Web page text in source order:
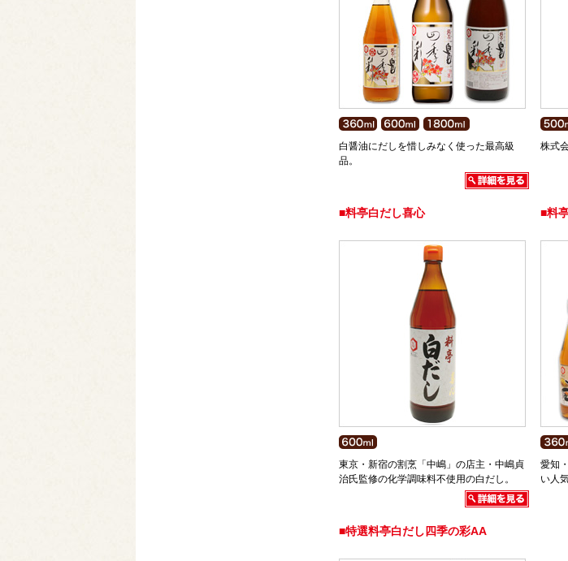
白醤油にだしを惜しみなく使った最高級
品。
株式
■料亭白だし喜心
東京・新宿の割烹「中嶋」の店主・中嶋貞
治氏監修の化学調味料不使用の白だし。
■料
愛知
い人
■特選料亭白だし四季の彩AA